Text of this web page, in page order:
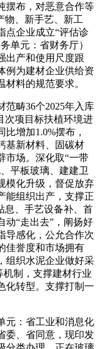
摆布，对恶意合作等
物、新手艺、新工
点企业成立“评估诊
单元：省财务厅）
出产和使用尺度跟
例为建材企业供给资
料的规范要求。
畴36个2025年入库
次项目标扶植环境进
增加1.0%摆布，
基新材料、固碳材
市场。深化取“一带
平板玻璃、建建卫
模化升级，督促放弃
能组织出产，支撑正
息、手艺设备补、首
动“走出去”，阐扬好
导感化，公允合作次
佳誉度和市场拥有
组织水泥企业做好采
机制，支撑建材行业
化转型。支撑打制一
：省工业和消息化
委、省同意，现印发